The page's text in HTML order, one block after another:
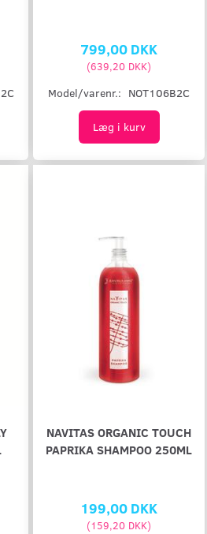
799,00 DKK
(639,20 DKK)
Model/varenr.: NOT106B2C
Læg i kurv
NAVITAS ORGANIC TOUCH
PAPRIKA SHAMPOO 250ML
199,00 DKK
(159,20 DKK)